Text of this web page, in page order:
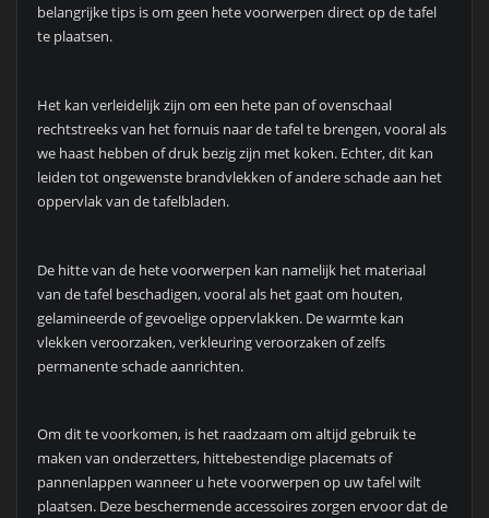
belangrijke tips is om geen hete voorwerpen direct op de tafel
te plaatsen.
Het kan verleidelijk zijn om een hete pan of ovenschaal
rechtstreeks van het fornuis naar de tafel te brengen, vooral als
we haast hebben of druk bezig zijn met koken. Echter, dit kan
leiden tot ongewenste brandvlekken of andere schade aan het
oppervlak van de tafelbladen.
De hitte van de hete voorwerpen kan namelijk het materiaal
van de tafel beschadigen, vooral als het gaat om houten,
gelamineerde of gevoelige oppervlakken. De warmte kan
vlekken veroorzaken, verkleuring veroorzaken of zelfs
permanente schade aanrichten.
Om dit te voorkomen, is het raadzaam om altijd gebruik te
maken van onderzetters, hittebestendige placemats of
pannenlappen wanneer u hete voorwerpen op uw tafel wilt
plaatsen. Deze beschermende accessoires zorgen ervoor dat de